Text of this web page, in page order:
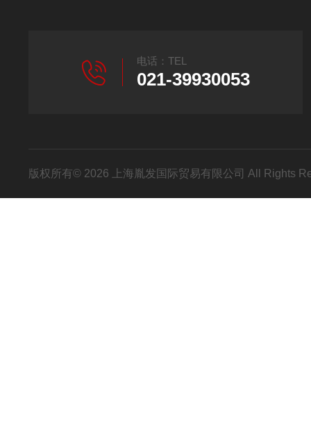
电话：TEL
021-39930053
版权所有© 2026 上海胤发国际贸易有限公司 All Rights